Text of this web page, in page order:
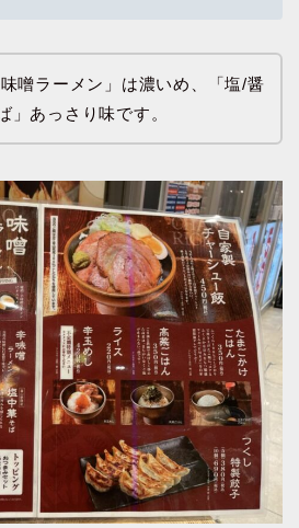
味噌ラーメン」は濃いめ、「塩/醤
」あっさり味です。